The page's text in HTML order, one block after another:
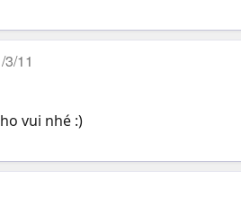
3/11
vui nhé :)